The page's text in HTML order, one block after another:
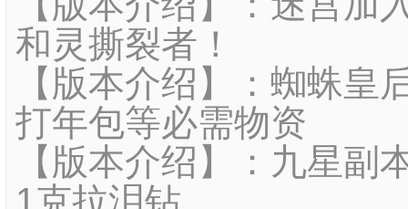
和灵撕裂者！
【版本介绍】：蜘蛛
打年包等必需物资
【版本介绍】：九星
1克拉泪钻.